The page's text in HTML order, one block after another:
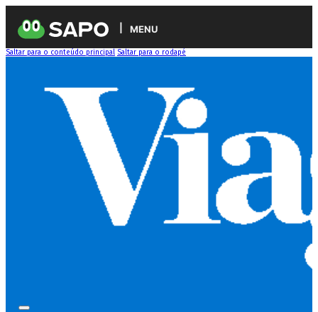
MENU
Saltar para o conteúdo principal Saltar para o rodapé